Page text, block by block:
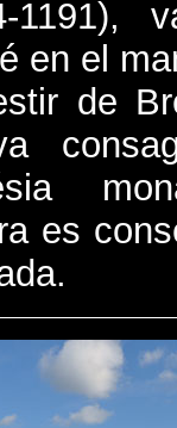
1191),
en el
de
es